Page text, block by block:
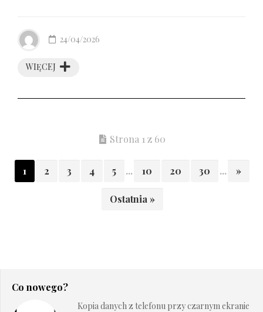
WIĘCEJ
24/04/2026
Strona 1 z 60
1 2 3 4 5 ... 10 20 30 ... »
Ostatnia »
Co nowego?
Kopia danych z telefonu przy czarnym ekranie